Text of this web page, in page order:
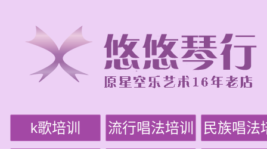
k歌培训 流行唱法培训 民族唱法